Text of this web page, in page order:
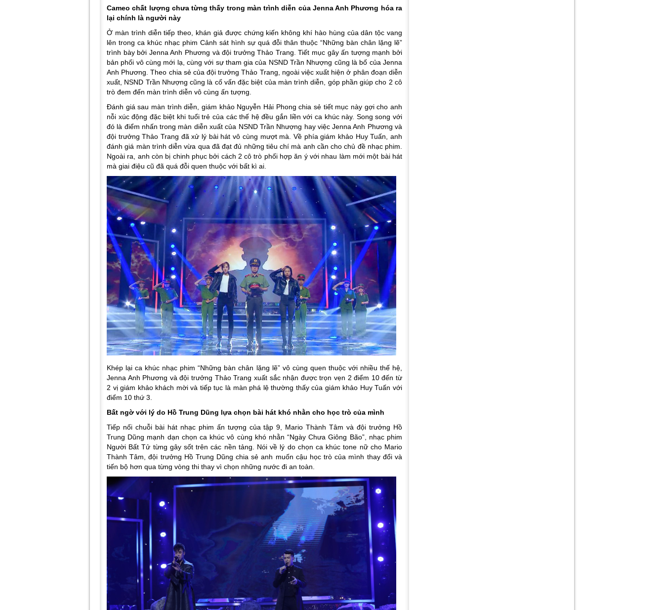
Cameo chất lượng chưa từng thấy trong màn trình diễn của Jenna Anh Phương hóa ra
lại chính là người này
Ở màn trình diễn tiếp theo, khán giả được chứng kiến không khí hào hùng của dân tộc vang
lên trong ca khúc nhạc phim Cảnh sát hình sự quá đỗi thân thuộc “Những bàn chân lặng lẽ”
trình bày bởi Jenna Anh Phương và đội trưởng Thảo Trang. Tiết mục gây ấn tượng mạnh bởi
bản phối vô cùng mới lạ, cùng với sự tham gia của NSND Trần Nhượng cũng là bố của Jenna
Anh Phương. Theo chia sẻ của đội trưởng Thảo Trang, ngoài việc xuất hiện ở phân đoạn diễn
xuất, NSND Trần Nhượng cũng là cố vấn đặc biệt của màn trình diễn, góp phần giúp cho 2 cô
trò đem đến màn trình diễn vô cùng ấn tượng.
Đánh giá sau màn trình diễn, giám khảo Nguyễn Hải Phong chia sẻ tiết mục này gợi cho anh
nỗi xúc động đặc biệt khi tuổi trẻ của các thế hệ đều gắn liền với ca khúc này. Song song với
đó là điểm nhấn trong màn diễn xuất của NSND Trần Nhượng hay việc Jenna Anh Phương và
đội trưởng Thảo Trang đã xử lý bài hát vô cùng mượt mà. Về phía giám khảo Huy Tuấn, anh
đánh giá màn trình diễn vừa qua đã đạt đủ những tiêu chí mà anh cần cho chủ đề nhạc phim.
Ngoài ra, anh còn bị chinh phục bởi cách 2 cô trò phối hợp ăn ý với nhau làm mới một bài hát
mà giai điệu cũ đã quá đỗi quen thuộc với bất kì ai.
Khép lại ca khúc nhạc phim “Những bàn chân lặng lẽ” vô cùng quen thuộc với nhiều thế hệ,
Jenna Anh Phương và đội trưởng Thảo Trang xuất sắc nhận được trọn vẹn 2 điểm 10 đến từ
2 vị giám khảo khách mời và tiếp tục là màn phá lệ thường thấy của giám khảo Huy Tuấn với
điểm 10 thứ 3.
Bất ngờ với lý do Hồ Trung Dũng lựa chọn bài hát khó nhằn cho học trò của mình
Tiếp nối chuỗi bài hát nhạc phim ấn tượng của tập 9, Mario Thành Tâm và đội trưởng Hồ
Trung Dũng mạnh dạn chọn ca khúc vô cùng khó nhằn “Ngày Chưa Giông Bão”, nhạc phim
Người Bất Tử từng gây sốt trên các nền tảng. Nói về lý do chọn ca khúc tone nữ cho Mario
Thành Tâm, đội trưởng Hồ Trung Dũng chia sẻ anh muốn cậu học trò của mình thay đổi và
tiến bộ hơn qua từng vòng thi thay vì chọn những nước đi an toàn.